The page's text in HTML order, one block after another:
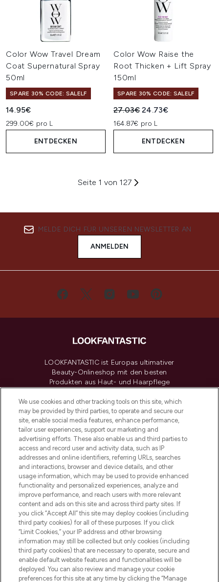
Color Wow Travel Dream
Coat Supernatural Spray
50ml
SPARE 30% CODE: SALELF
14.95€
299.00€ pro L
ENTDECKEN
Color Wow Raise the
Root Thicken + Lift Spray
150ml
SPARE 30% CODE: SALELF
Unverbindliche
27.03€Aktueller Preis:
24.73€
164.87€ pro L
ENTDECKEN
Seite 1 von 127
MELDE DICH FÜR UNSEREN NEWSLETTER AN
ANMELDEN
LOOKFANTASTIC ist Europas ultimativer
Beauty-Onlineshop mit den besten
Produkten aus Haut- und Haarpflege
renommierten Marken. Shoppe online
oder über die App mit kostenloser
Lieferung ab einem Einkaufswert von 30€.
Cookie-Einwilligung
Do Not Sell or Share My Personal
Information
HILFE & INFORMATION
IMPRESSUM
ÜBER LOOKFANTASTIC
COVID-19
We use cookies and other tracking tools on this site, which
may be provided by third parties, to operate and secure our
site, enable social media features, enhance performance,
tailor user experiences, support our marketing and
advertising efforts. These also enable us and third parties to
access and record user and activity data, such as IP
addresses and online identifiers, referring URLs, searches
and interactions, browser and device details, and other
usage information, which may be used to provide enhanced
functionality and personalized experiences, analyze and
improve performance, and reach users with more relevant
content and ads on this site and across third party sites. If
you click “Accept All” this site may deploy cookies (including
third party cookies) for all of these purposes. If you click
“Limit Cookies,” your IP address and other browsing
information may still be collected but only cookies (including
third party cookies) that are necessary to operate, secure and
enable default website features and functionalities will be
deployed. You can also review and manage your cookie
preferences for this site at any time by clicking the “Manage